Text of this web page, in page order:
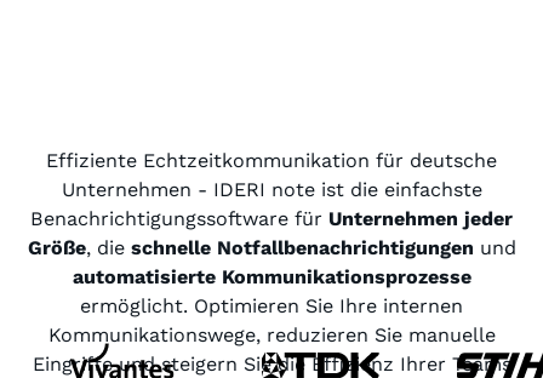
Effiziente Echtzeitkommunikation für deutsche
Unternehmen - IDERI note ist die einfachste
Benachrichtigungssoftware für Unternehmen jeder
Größe, die schnelle Notfallbenachrichtigungen und
automatisierte Kommunikationsprozesse
ermöglicht. Optimieren Sie Ihre internen
Kommunikationswege, reduzieren Sie manuelle
Eingriffe und steigern Sie die Effizienz Ihrer Teams